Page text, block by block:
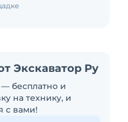
Экскаватор Ру
бесплатно и
на технику, и
с вами!